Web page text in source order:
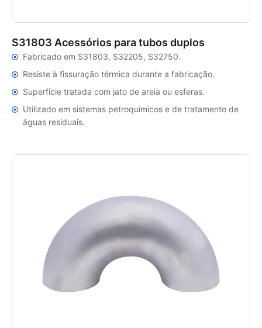
S31803 Acessórios para tubos duplos
Fabricado em S31803, S32205, S32750.
Resiste à fissuração térmica durante a fabricação.
Superfície tratada com jato de areia ou esferas.
Utilizado em sistemas petroquímicos e de tratamento de
águas residuais.